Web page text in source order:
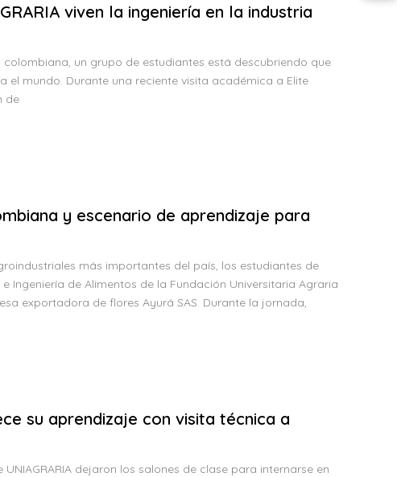
viven la ingeniería en la industria
un grupo de estudiantes está descubriendo que
el mundo. Durante una reciente visita académica a Elite
de
y escenario de aprendizaje para
más importantes del país, los estudiantes de
Ingeniería de Alimentos de la Fundación Universitaria Agraria
exportadora de flores Ayurá SAS. Durante la jornada,
su aprendizaje con visita técnica a
dejaron los salones de clase para internarse en